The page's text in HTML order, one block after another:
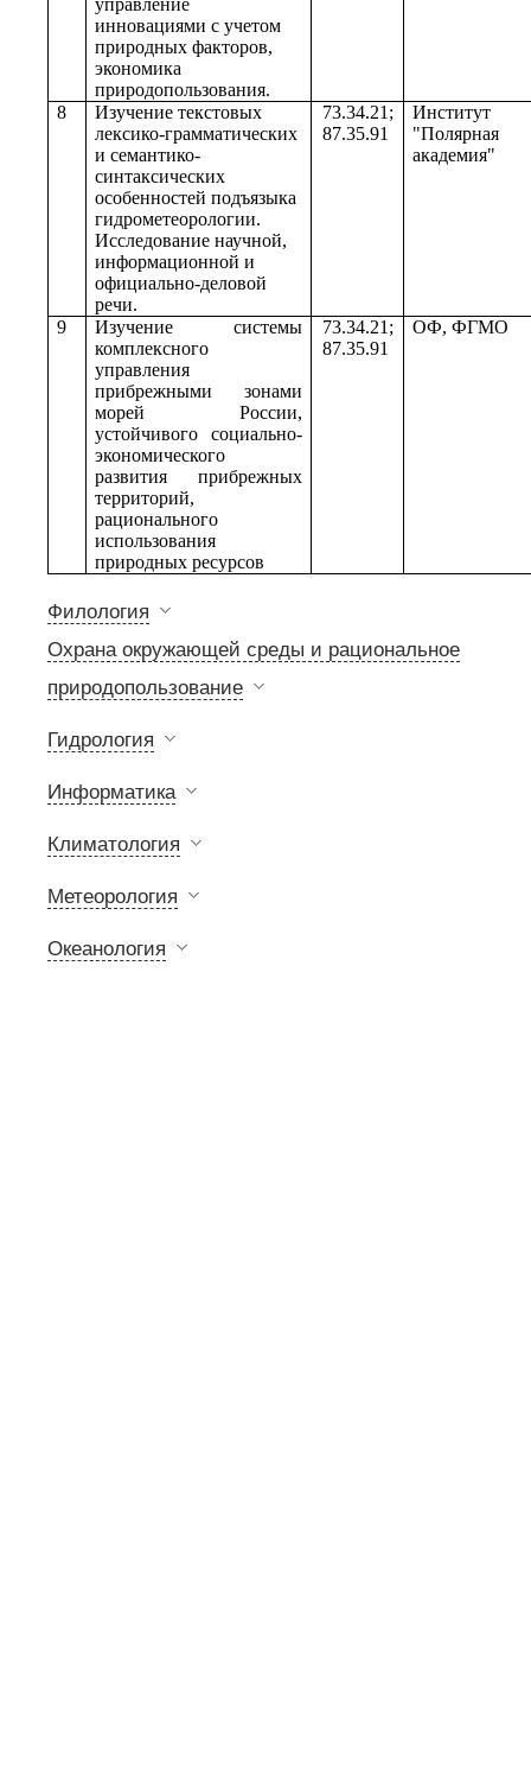
управление
инновациями с учетом
природных факторов,
экономика
природопользования.
8
Изучение текстовых
лексико-грамматических
и семантико-
синтаксических
особенностей подъязыка
гидрометеорологии.
Исследование научной,
информационной и
официально-деловой
речи.
73.34.21;
87.35.91
Институт
"Полярная
академия"
9
Изучение системы
комплексного
управления
прибрежными зонами
морей России,
устойчивого социально-
экономического
развития прибрежных
территорий,
рационального
использования
природных ресурсов
73.34.21;
87.35.91
ОФ, ФГМО
Филология
Охрана окружающей среды и рациональное
природопользование
Гидрология
Информатика
Климатология
Метеорология
Океанология